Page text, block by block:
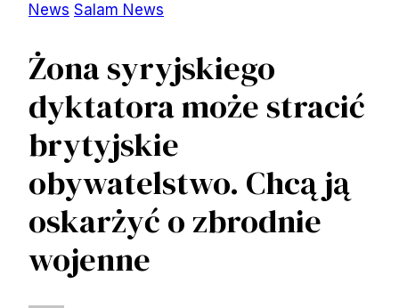
News Salam News
Żona syryjskiego
dyktatora może stracić
brytyjskie
obywatelstwo. Chcą ją
oskarżyć o zbrodnie
wojenne